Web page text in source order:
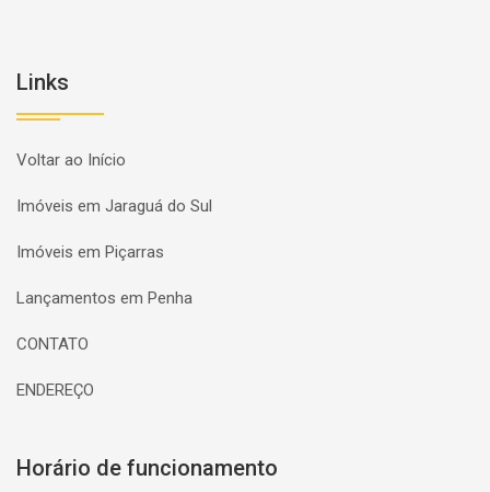
Links
Voltar ao Início
Imóveis em Jaraguá do Sul
Imóveis em Piçarras
Lançamentos em Penha
CONTATO
ENDEREÇO
Horário de funcionamento